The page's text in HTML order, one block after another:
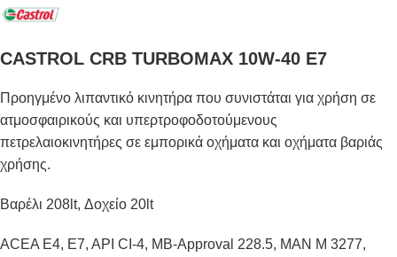
CASTROL CRB TURBOMAX 10W-40 E7
Προηγμένο λιπαντικό κινητήρα που συνιστάται για χρήση σε
ατμοσφαιρικούς και υπερτροφοδοτούμενους
πετρελαιοκινητήρες σε εμπορικά οχήματα και οχήματα βαριάς
χρήσης.
Βαρέλι 208lt, Δοχείο 20lt
ACEA E4, E7, API CI-4, MB-Approval 228.5, MAN M 3277,